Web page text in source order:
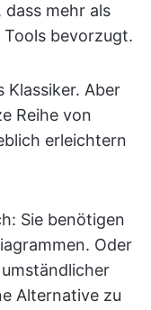
mehr als
bevorzugt.
Klassiker. Aber
Reihe von
erleichtern
Sie benötigen
Oder
Alternative zu